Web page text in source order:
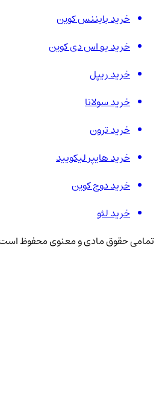
خرید بایننس کوین
خرید یو اس دی کوین
خرید ریپل
خرید سولانا
خرید ترون
خرید هایپر لیکویید
خرید دوج کوین
خرید لئو
تمامی حقوق مادی و معنوی محفوظ است.